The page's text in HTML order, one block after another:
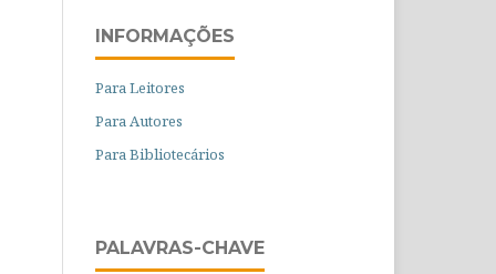
INFORMAÇÕES
Para Leitores
Para Autores
Para Bibliotecários
PALAVRAS-CHAVE